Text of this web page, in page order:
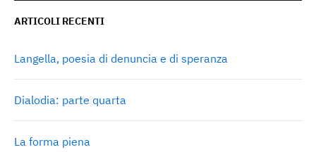
ARTICOLI RECENTI
Langella, poesia di denuncia e di speranza
Dialodia: parte quarta
La forma piena